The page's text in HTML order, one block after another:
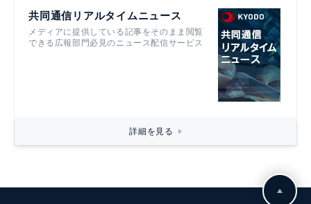
共同通信リアルタイムニュース
メディアに提供している記事をそのまま閲覧
できる広報部門必見のニュース配信サービス
詳細を見る